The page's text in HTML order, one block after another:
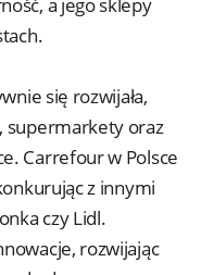
się rozwijała,
supermarkety oraz
Carrefour w Polsce
z innymi
czy Lidl.
rozwijając